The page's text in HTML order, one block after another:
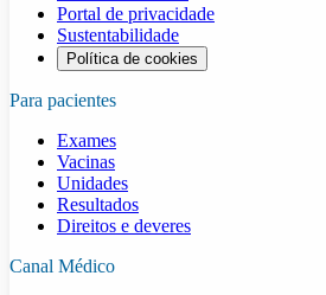
Portal de privacidade
Sustentabilidade
Política de cookies
Para pacientes
Exames
Vacinas
Unidades
Resultados
Direitos e deveres
Canal Médico